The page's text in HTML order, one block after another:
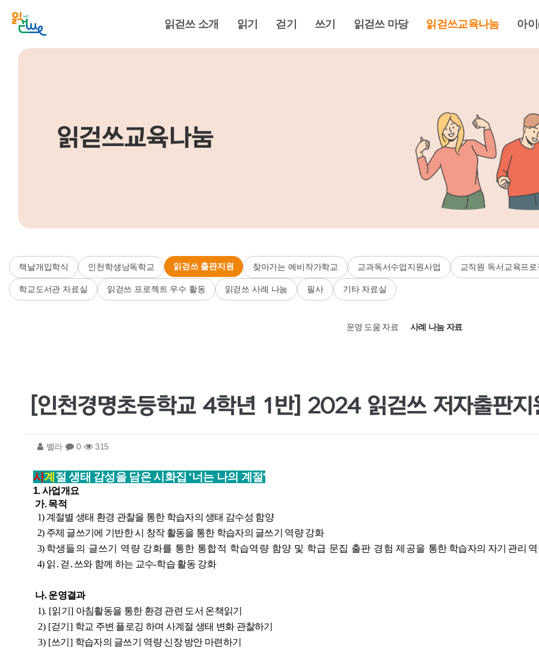
읽걷쓰 소개 읽기 걷기 쓰기 읽걷쓰 마당 읽걷쓰교육나눔 아
읽걷쓰교육나눔
책날개입학식 인천학생낭독학교 읽걷쓰 출판지원 찾아가는 예비작가학교 교과독서수업지원사업 교직원 독서교육프
학교도서관 자료실 읽걷쓰 프로젝트 우수 활동 읽걷쓰 사례 나눔 필사 기타 자료실
운영 도움 자료 사례 나눔 자료
[인천경명초등학교 4학년 1반] 2024 읽걷쓰 저자출판
벨라 0 315
사계 절 생태 감성을 담은 시화집 '너는 나의 계절'
1. 사업개요
가. 목적
1)계절별 생태 환경 관찰을 통한 학습자의 생태 감수성 함양
2) 주제 글쓰기에 기반한 시 창작 활동을 통한 학습자의 글쓰기 역량 강화
3) 학생들의 글쓰기 역량 강화를 통한 통합적 학습역량 함양 및 학급 문집 출판 경험 제공을 통한 학습자의 자기 관리
4) 읽 ․ 걷 ․ 쓰와 함께 하는 교수-학습 활동 강화
나. 운영결과
1). [읽기 ] 아침활동을 통한 환경 관련 도서 온책읽기
2) [걷기 ] 학교 주변 플로깅 하며 사계절 생태 변화 관찰하기
3) [쓰기 ] 학습자의 글쓰기 역량 신장 방안 마련하기